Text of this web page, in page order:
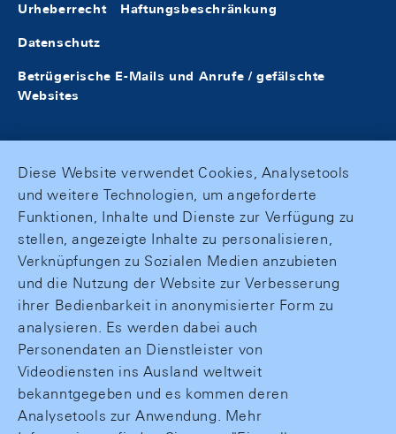
Urheberrecht Haftungsbeschränkung
Datenschutz
Betrügerische E-Mails und Anrufe / gefälschte
Websites
Diese Website verwendet Cookies, Analysetools
und weitere Technologien, um angeforderte
Funktionen, Inhalte und Dienste zur Verfügung zu
stellen, angezeigte Inhalte zu personalisieren,
Verknüpfungen zu Sozialen Medien anzubieten
und die Nutzung der Website zur Verbesserung
ihrer Bedienbarkeit in anonymisierter Form zu
analysieren. Es werden dabei auch
Personendaten an Dienstleister von
Videodiensten ins Ausland weltweit
bekanntgegeben und es kommen deren
Analysetools zur Anwendung. Mehr